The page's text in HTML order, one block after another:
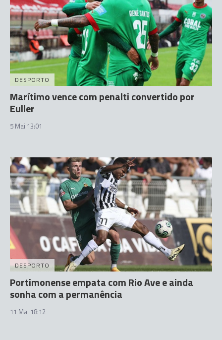
DESPORTO
Marítimo vence com penalti convertido por
Euller
5 Mai 13:01
DESPORTO
Portimonense empata com Rio Ave e ainda
sonha com a permanência
11 Mai 18:12